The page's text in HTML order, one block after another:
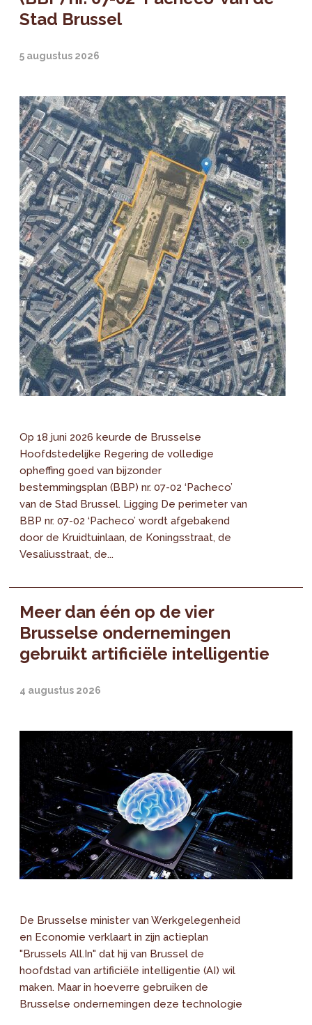
Stad Brussel
5 augustus 2026
Op 18 juni 2026 keurde de Brusselse
Hoofdstedelijke Regering de volledige
opheffing goed van bijzonder
bestemmingsplan (BBP) nr. 07-02 ‘Pacheco’
van de Stad Brussel. Ligging De perimeter van
BBP nr. 07-02 ‘Pacheco’ wordt afgebakend
door de Kruidtuinlaan, de Koningsstraat, de
Vesaliusstraat, de...
Meer dan één op de vier
Brusselse ondernemingen
gebruikt artificiële intelligentie
4 augustus 2026
De Brusselse minister van Werkgelegenheid
en Economie verklaart in zijn actieplan
"Brussels All.In" dat hij van Brussel de
hoofdstad van artificiële intelligentie (AI) wil
maken. Maar in hoeverre gebruiken de
Brusselse ondernemingen deze technologie